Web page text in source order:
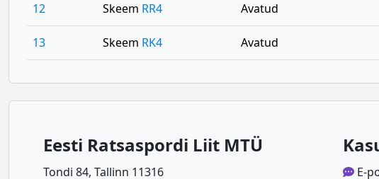
12 Skeem RR4 Avatud
13 Skeem RK4 Avatud
Eesti Ratsaspordi Liit MTÜ
Tondi 84, Tallinn 11316 E-